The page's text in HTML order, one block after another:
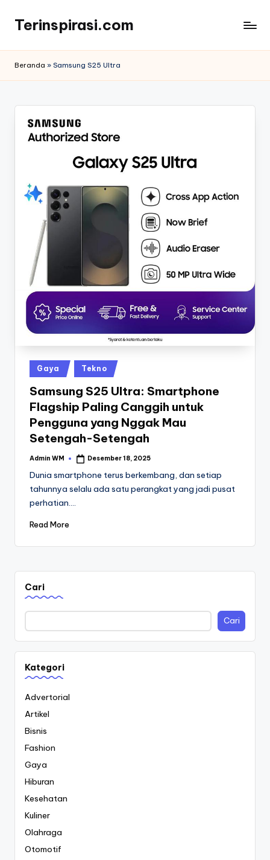
content
Terinspirasi.com
Terkini
Beranda » Samsung S25 Ultra
Posted
in
Gaya Tekno
Samsung S25 Ultra: Smartphone
Flagship Paling Canggih untuk
Pengguna yang Nggak Mau
Setengah-Setengah
Posted
Admin WM Desember 18, 2025
Dunia smartphone terus berkembang, dan setiap
tahunnya selalu ada satu perangkat yang jadi pusat
perhatian.…
Read More
Cari
Cari
Kategori
Advertorial
Artikel
Bisnis
Fashion
Gaya
Hiburan
Kesehatan
Kuliner
Olahraga
Otomotif